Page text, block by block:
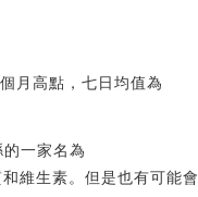
月高點，七日均值為
一家名為
維生素。但是也有可能會